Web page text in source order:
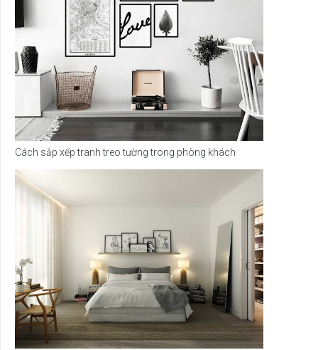
Cách sắp xếp tranh treo tường trong phòng khách